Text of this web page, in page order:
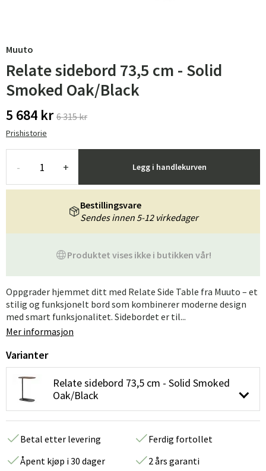
Muuto
Relate sidebord 73,5 cm - Solid
Smoked Oak/Black
5 684 kr 6 315 kr
Prishistorie
- + Legg i handlekurven
Produktet vises ikke i butikken vår!
Bestillingsvare
Sendes innen 5-12 virkedager
Oppgrader hjemmet ditt med Relate Side Table fra Muuto – et
stilig og funksjonelt bord som kombinerer moderne design
med smart funksjonalitet. Sidebordet er til...
Mer informasjon
Varianter
Relate sidebord 73,5 cm - Solid Smoked
Oak/Black
Betal etter levering
Ferdig fortollet
Åpent kjøp i 30 dager
2 års garanti